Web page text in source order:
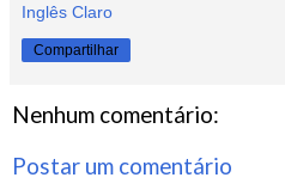
Inglês Claro
Compartilhar
Nenhum comentário:
Postar um comentário